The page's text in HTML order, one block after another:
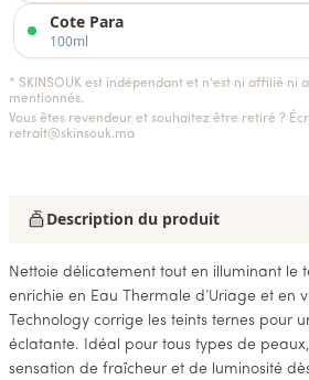
Cote Para
100ml
* SKINSOUK est indépendant et n'est ni affilié ni
mentionnés.
Vous êtes revendeur et souhaitez être retiré ?
retrait@skinsouk.ma
Description du produit
Nettoie délicatement tout en illuminant le
enrichie en Eau Thermale d’Uriage et en
Technology corrige les teints ternes pour
éclatante. Idéal pour tous types de
sensation de fraîcheur et de luminosité